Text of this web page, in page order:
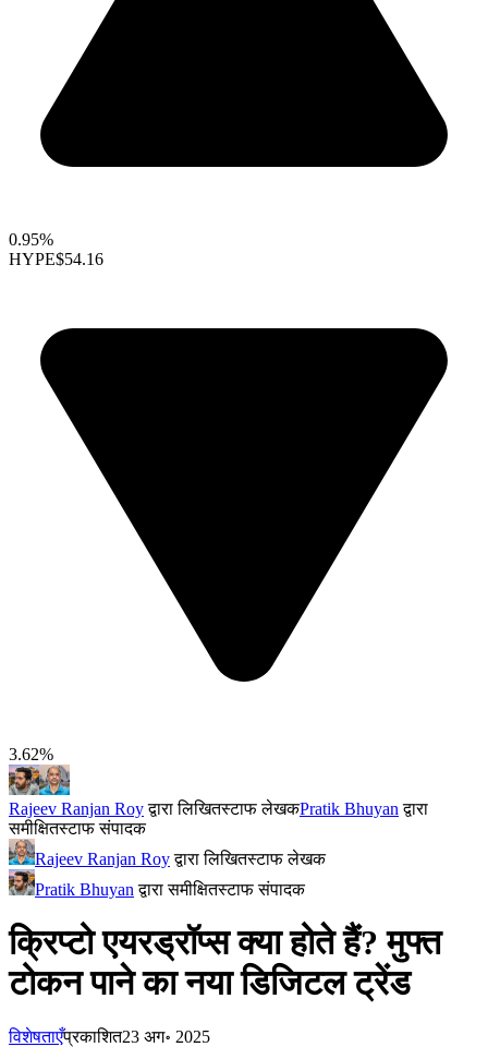
0.95%
HYPE$54.16
3.62%
Rajeev Ranjan Royद्वारा लिखितस्टाफ लेखकPratik Bhuyan द्वारा
समीक्षितस्टाफ संपादक
Rajeev Ranjan Royद्वारा लिखितस्टाफ लेखक
Pratik Bhuyan द्वारा समीक्षितस्टाफ संपादक
क्रिप्टो एयरड्रॉप्स क्या होते हैं? मुफ्त
टोकन पाने का नया डिजिटल ट्रेंड
विशेषताएँप्रकाशित23 अग॰ 2025